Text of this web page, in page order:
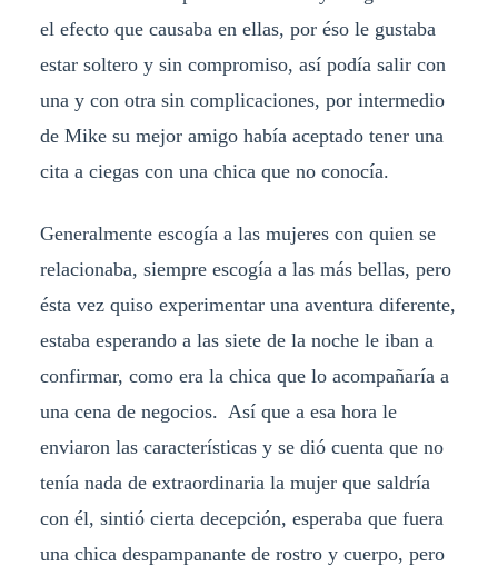
el efecto que causaba en ellas, por éso le gustaba
estar soltero y sin compromiso, así podía salir con
una y con otra sin complicaciones, por intermedio
de Mike su mejor amigo había aceptado tener una
cita a ciegas con una chica que no conocía.
Generalmente escogía a las mujeres con quien se
relacionaba, siempre escogía a las más bellas, pero
ésta vez quiso experimentar una aventura diferente,
estaba esperando a las siete de la noche le iban a
confirmar, como era la chica que lo acompañaría a
una cena de negocios. Así que a esa hora le
enviaron las características y se dió cuenta que no
tenía nada de extraordinaria la mujer que saldría
con él, sintió cierta decepción, esperaba que fuera
una chica despampanante de rostro y cuerpo, pero